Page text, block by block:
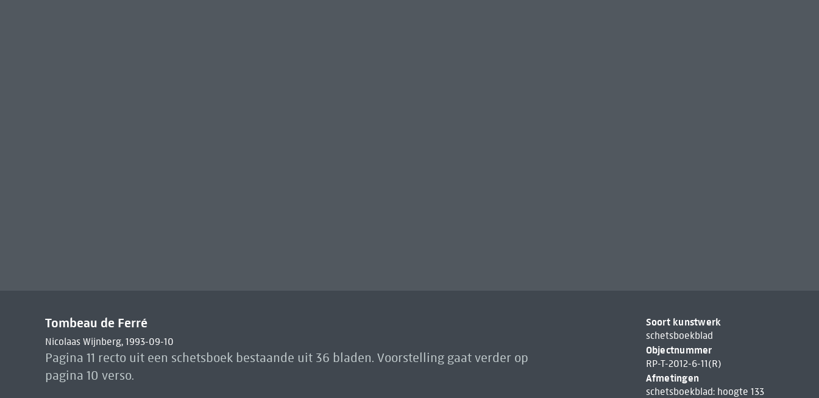
Tombeau de Ferré
Nicolaas Wijnberg, 1993-09-10
Pagina 11 recto uit een schetsboek bestaande uit 36 bladen. Voorstelling gaat verder op
pagina 10 verso.
Soort kunstwerk
schetsboekblad
Objectnummer
RP-T-2012-6-11(R)
Afmetingen
schetsboekblad: hoogte 133